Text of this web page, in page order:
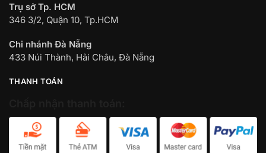
Trụ sở Tp. HCM
346 3/2, Quận 10, Tp.HCM
Chi nhánh Đà Nẵng
433 Núi Thành, Hải Châu, Đà Nẵng
THANH TOÁN